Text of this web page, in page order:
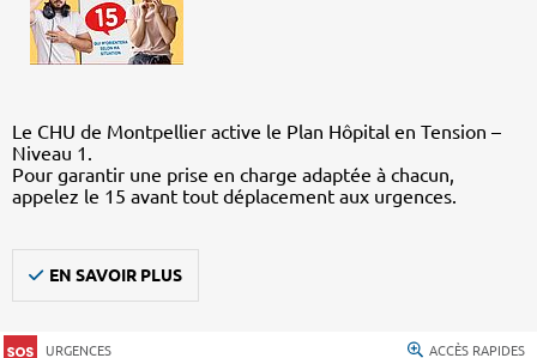
Le CHU de Montpellier active le Plan Hôpital en Tension –
Niveau 1.
Pour garantir une prise en charge adaptée à chacun,
appelez le 15 avant tout déplacement aux urgences.
EN SAVOIR PLUS
URGENCES ACCÈS RAPIDES